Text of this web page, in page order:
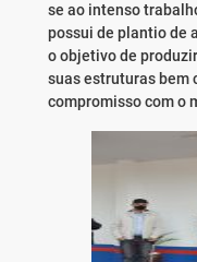
se ao intenso
possui de plantio de
o objetivo de
suas estruturas bem
compromisso com o